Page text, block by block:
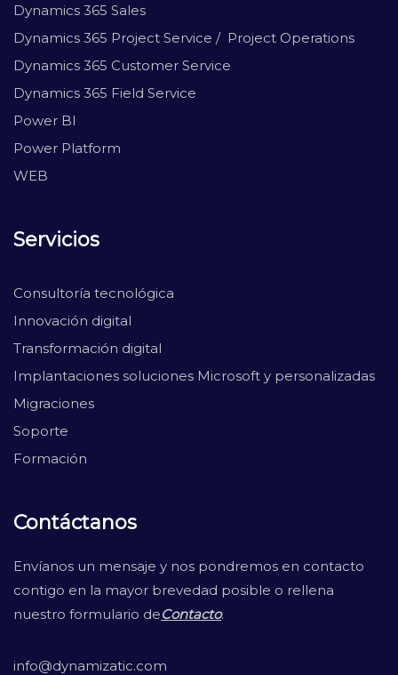
Dynamics 365 Sales
Dynamics 365 Project Service / Project Operations
Dynamics 365 Customer Service
Dynamics 365 Field Service
Power BI
Power Platform
WEB
Servicios
Consultoría tecnológica
Innovación digital
Transformación digital
Implantaciones soluciones Microsoft y personalizadas
Migraciones
Soporte
Formación
Contáctanos
Envíanos un mensaje y nos pondremos en contacto
contigo en la mayor brevedad posible o rellena
nuestro formulario deContacto.
info@dynamizatic.com